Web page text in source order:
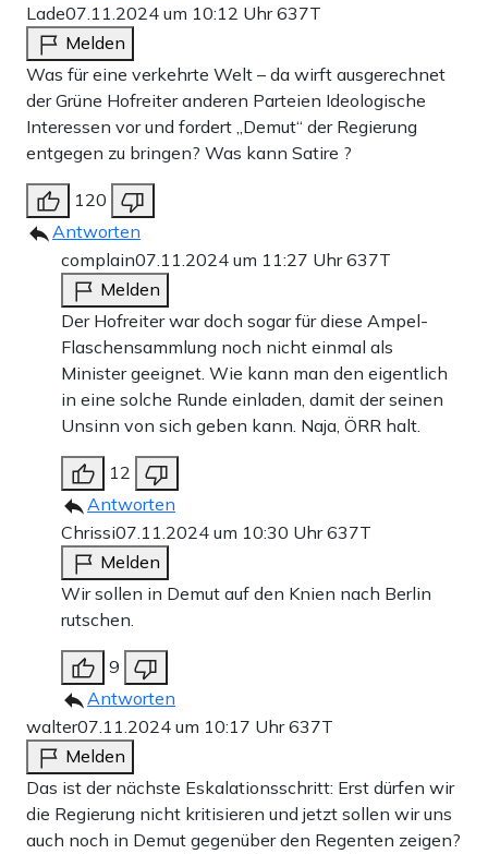
Lade07.11.2024 um 10:12 Uhr637T
Melden
Was für eine verkehrte Welt – da wirft ausgerechnet
der Grüne Hofreiter anderen Parteien Ideologische
Interessen vor und fordert „Demut“ der Regierung
entgegen zu bringen? Was kann Satire ?
120
Antworten
complain07.11.2024 um 11:27 Uhr637T
Melden
Der Hofreiter war doch sogar für diese Ampel-
Flaschensammlung noch nicht einmal als
Minister geeignet. Wie kann man den eigentlich
in eine solche Runde einladen, damit der seinen
Unsinn von sich geben kann. Naja, ÖRR halt.
12
Antworten
Chrissi07.11.2024 um 10:30 Uhr637T
Melden
Wir sollen in Demut auf den Knien nach Berlin
rutschen.
9
Antworten
walter07.11.2024 um 10:17 Uhr637T
Melden
Das ist der nächste Eskalationsschritt: Erst dürfen wir
die Regierung nicht kritisieren und jetzt sollen wir uns
auch noch in Demut gegenüber den Regenten zeigen?